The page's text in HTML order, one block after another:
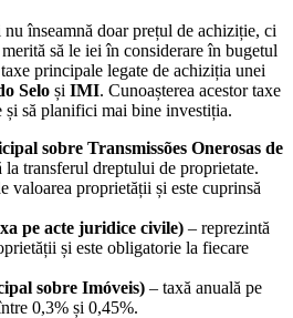
înseamnă doar prețul de achiziție, ci
să le iei în considerare în bugetul
principale legate de achiziția unei
Selo și IMI. Cunoașterea acestor taxe
și să planifici mai bine investiția.
sobre Transmissões Onerosas de
la transferul dreptului de proprietate.
valoarea proprietății și este cuprinsă
pe acte juridice civile) – reprezintă
și este obligatorie la fiecare
sobre Imóveis) – taxă anuală pe
0,3% și 0,45%.